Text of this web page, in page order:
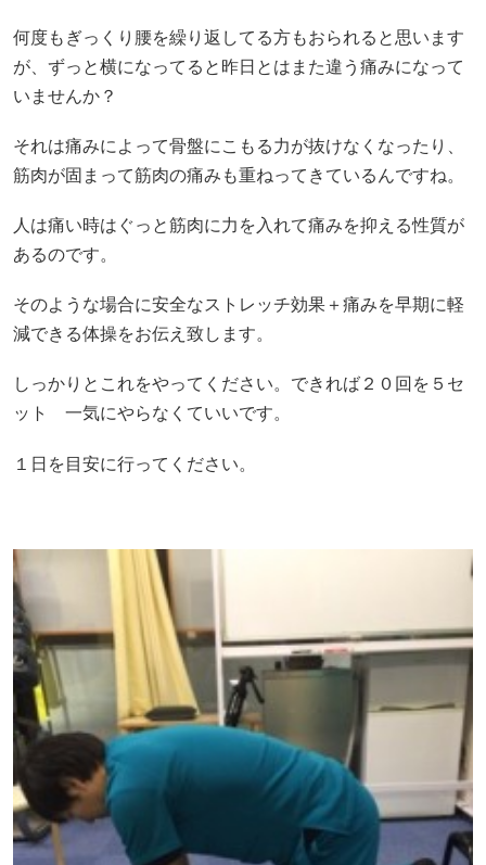
何度もぎっくり腰を繰り返してる方もおられると思います
が、ずっと横になってると昨日とはまた違う痛みになって
いませんか？
それは痛みによって骨盤にこもる力が抜けなくなったり、
筋肉が固まって筋肉の痛みも重ねってきているんですね。
人は痛い時はぐっと筋肉に力を入れて痛みを抑える性質が
あるのです。
そのような場合に安全なストレッチ効果＋痛みを早期に軽
減できる体操をお伝え致します。
しっかりとこれをやってください。できれば２０回を５セ
ット 一気にやらなくていいです。
１日を目安に行ってください。